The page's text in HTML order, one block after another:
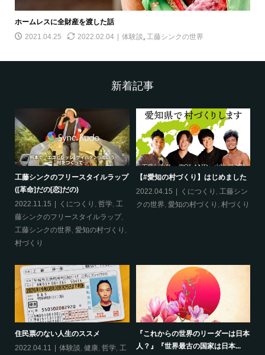
ホームレスに全財産を渡した話
2021.04.25
2022.02.04 体験談, 工藤シンクの世界
新着記事
工藤シンクのフリースタイルラップ
([革命]だの[恋]だの)
2022.11.15
くにつくり , 哲学, 工
藤シンクのフリースタイルラップ,
工藤シンクの世界, 愛知の村づくり ,
村づくり
【#愛知の村づくり】はじめました
2022.04.15
くにつくり , 工藤シン
クの世界, 愛知の村づくり , 村づくり
住民票のない人生のススメ
2022.04.11
体験談 健康, 哲学, 工
『これからの世界のリーダーは日本
人？』『世界最古の国家は日本...